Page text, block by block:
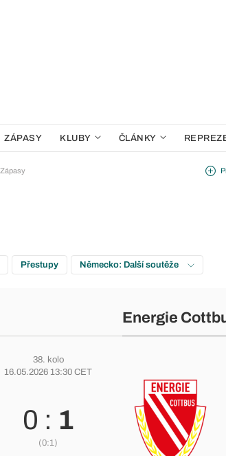
ZÁPASY KLUBY ČLÁNKY
Zápasy
Přestupy Německo: Další soutěže
Energie
38. kolo
16.05.2026 13:30 CET
0 : 1
(0:1)